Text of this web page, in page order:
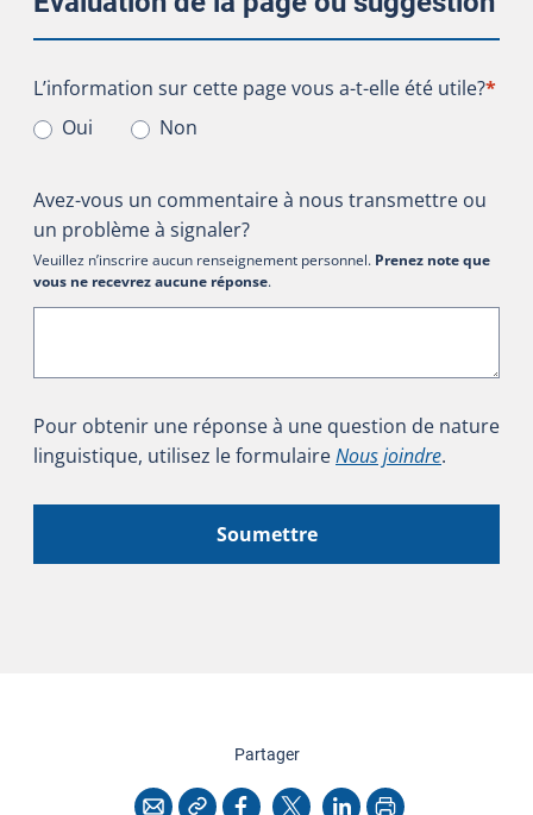
L’information sur cette page vous a-t-elle été utile?
L’information sur cette page vous a-t-elle été utile?*
Oui
Non
Avez-vous un commentaire à nous transmettre ou
un problème à signaler?
Veuillez n’inscrire aucun renseignement personnel. Prenez note que
vous ne recevrez aucune réponse.
Pour obtenir une réponse à une question de nature
linguistique, utilisez le formulaireNous joindre.
Soumettre
Partagercette page
CourrielCopier l'adresse
Facebook
X LinkedInImprimer